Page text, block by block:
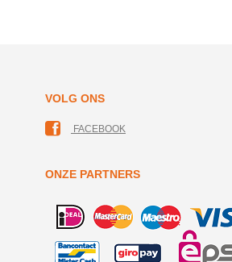
VOLG ONS
FACEBOOK
ONZE PARTNERS